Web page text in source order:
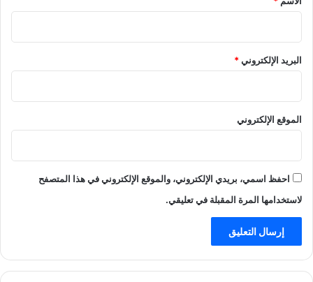
البريد الإلكتروني*
الموقع الإلكتروني
احفظ اسمي، بريدي الإلكتروني، والموقع الإلكتروني في هذا المتصفح
لاستخدامها المرة المقبلة في تعليقي.